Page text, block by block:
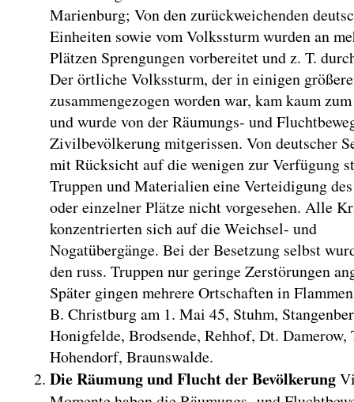
Marienburg; Von den zurückweichenden
Einheiten sowie vom Volkssturm wurden an
Plätzen Sprengungen vorbereitet und z. T.
Der örtliche Volkssturm, der in einigen
zusammengezogen worden war, kam kaum
und wurde von der Räumungs- und
Zivilbevölkerung mitgerissen. Von deutscher
mit Rücksicht auf die wenigen zur Verfügung
Truppen und Materialien eine Verteidigung
oder einzelner Plätze nicht vorgesehen. Alle
konzentrierten sich auf die Weichsel- und
Nogatübergänge. Bei der Besetzung selbst
den russ. Truppen nur geringe Zerstörungen
Später gingen mehrere Ortschaften in
B. Christburg am 1. Mai 45, Stuhm,
Honigfelde, Brodsende, Rehhof, Dt. Damerow,
Hohendorf, Braunswalde.
Die Räumung und Flucht der Bevölkerung